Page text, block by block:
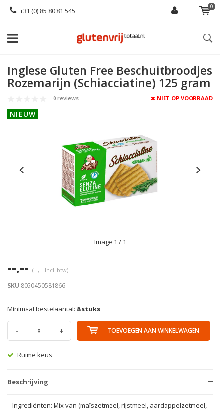
+31 (0) 85 80 81 545 0
Inglese Gluten Free Beschuitbroodjes
Rozemarijn (Schiacciatine) 125 gram
0 reviews NIET OP VOORRAAD
NIEUW
Image 1 / 1
--,-- (--,-- Incl. btw)
SKU 8050450581866
Minimaal bestelaantal: 8 stuks
- + TOEVOEGEN AAN WINKELWAGEN
Ruime keus
Beschrijving
Ingrediënten: Mix van (maïszetmeel, rijstmeel, aardappelzetmeel,